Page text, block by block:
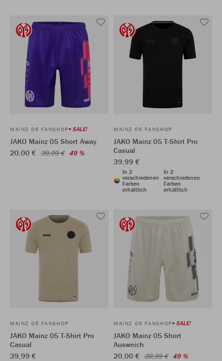
MAINZ 05 FANSHOP SALE!
JAKO Mainz 05 Short Away
20,00 € 39,99 € 49 %
MAINZ 05 FANSHOP
JAKO Mainz 05 T-Shirt Pro
Casual
39,99 €
In 2
verschiedenen
Farben
erhältlich
In 2
verschiedenen
Farben
erhältlich
MAINZ 05 FANSHOP
JAKO Mainz 05 T-Shirt Pro
Casual
39,99 €
MAINZ 05 FANSHOP SALE!
JAKO Mainz 05 Short
Ausweich
20,00 € 39,99 € 49 %